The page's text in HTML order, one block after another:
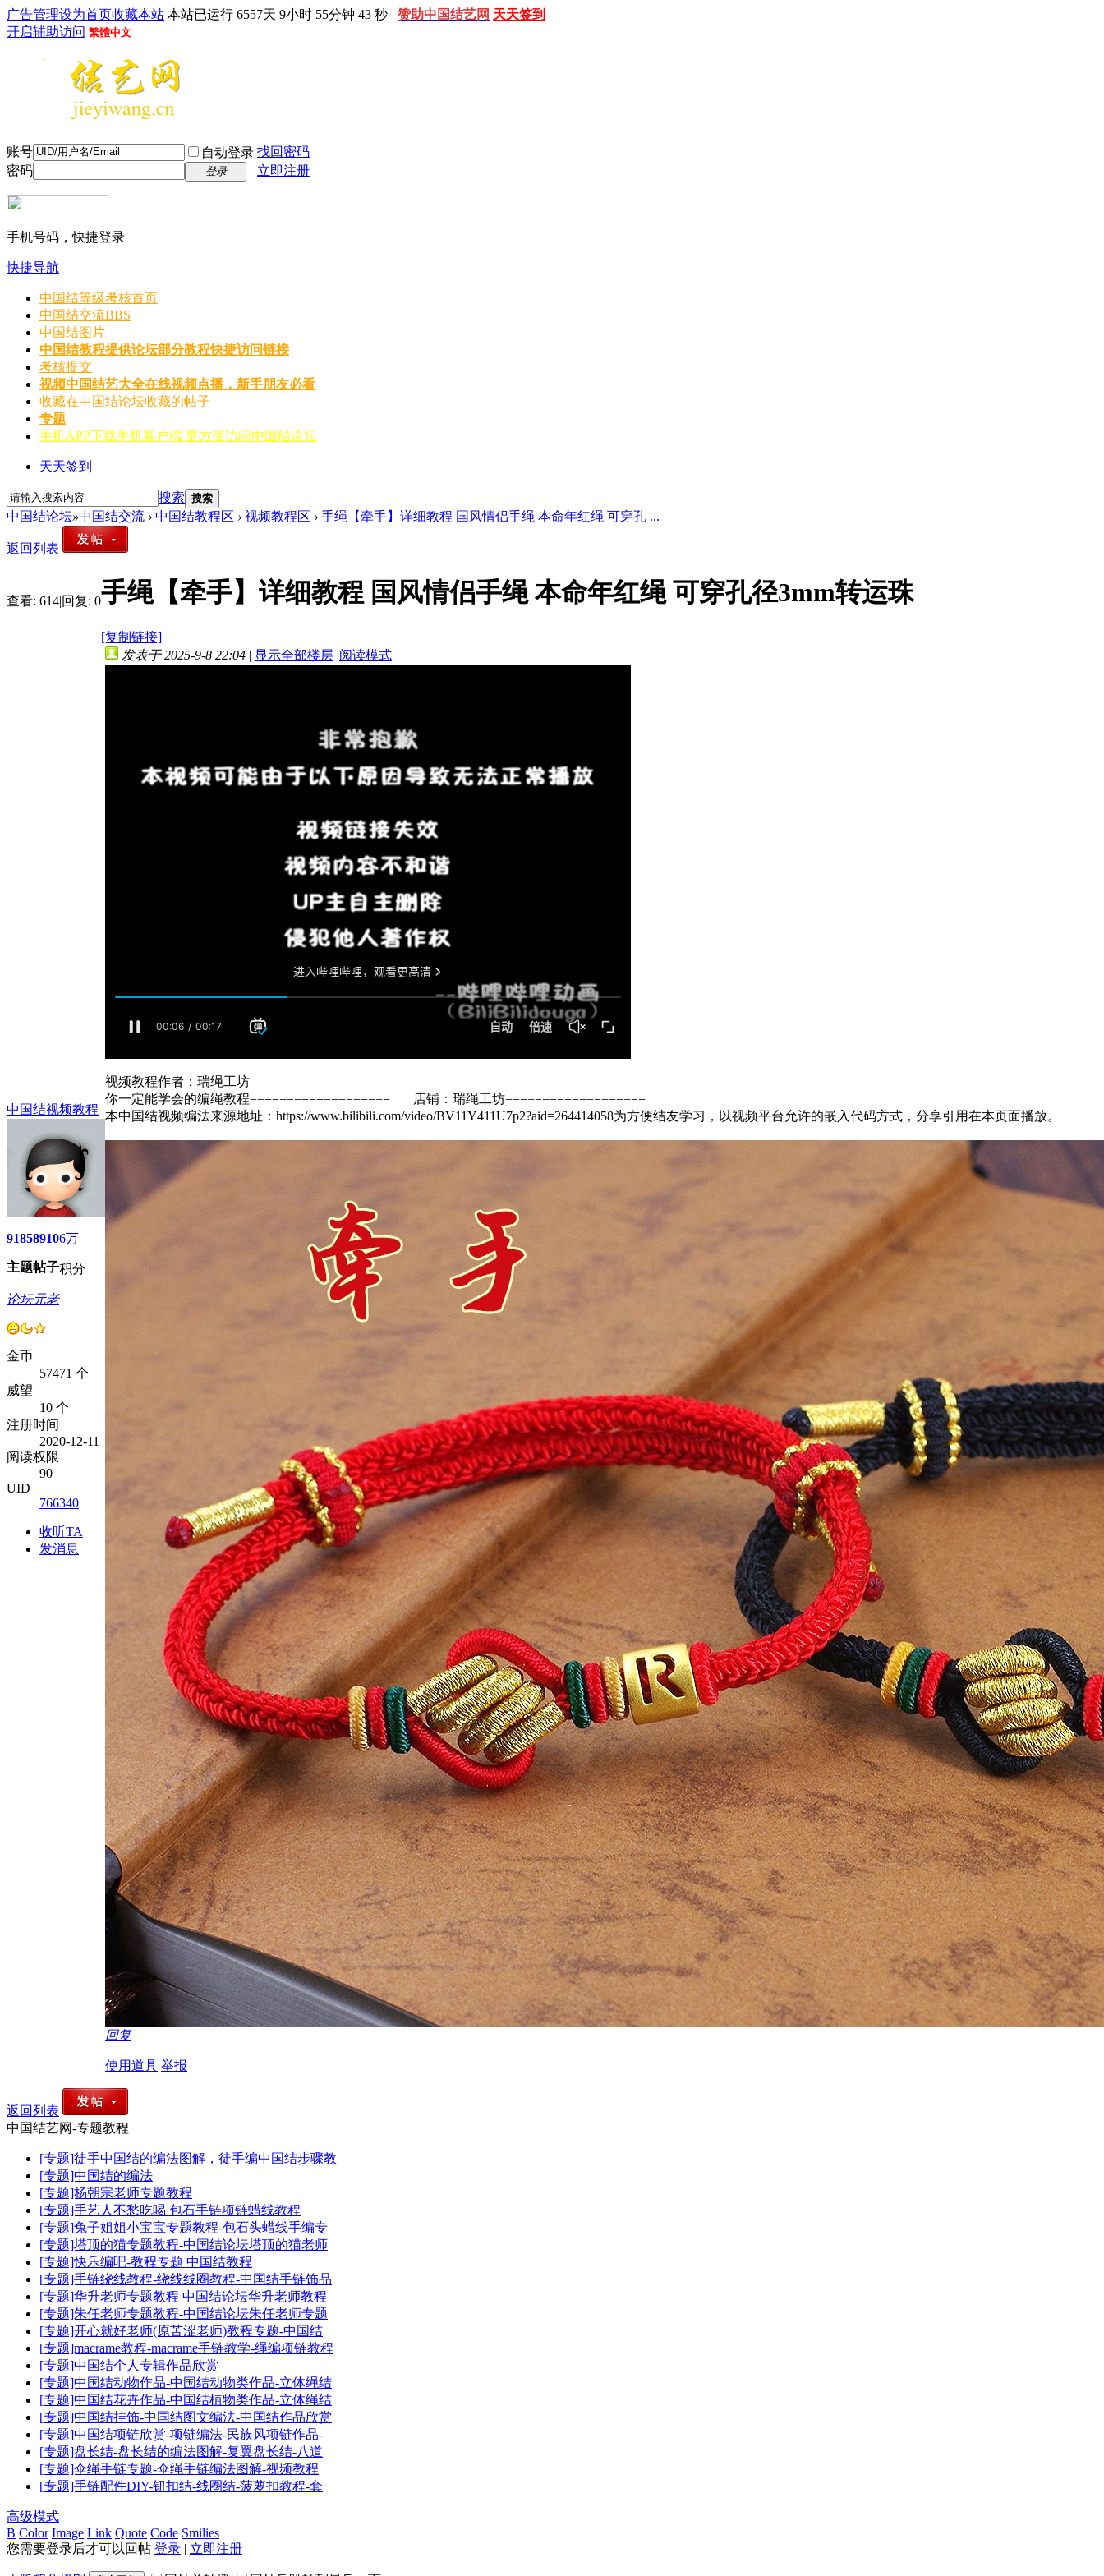
广告管理设为首页收藏本站 本站已运行 6557天 9小时 55分钟 44 秒 赞助中国结艺网 天天签到
开启辅助访问 繁體中文
账号 自动登录 找回密码
密码
登录 立即注册
手机号码，快捷登录
快捷导航
中国结等级考核首页
中国结交流BBS
中国结图片
中国结教程提供论坛部分教程快捷访问链接
考核提交
视频中国结艺大全在线视频点播，新手朋友必看
收藏在中国结论坛收藏的帖子
专题
手机APP下载手机客户端 更方便访问中国结论坛
天天签到
搜索 搜索
中国结论坛»中国结交流 › 中国结教程区 › 视频教程区 › 手绳【牵手】详细教程 国风情侣手绳 本命年红绳 可穿孔 ...
返回列表
查看: 614|回复: 0手绳【牵手】详细教程 国风情侣手绳 本命年红绳 可穿孔径3mm转运珠
[复制链接]
中国结视频教程
9185
主题
8910
帖子
6万
积分
论坛元老
金币
57471 个
威望
10 个
注册时间
2020-12-11
阅读权限
90
UID
766340
收听TA
发消息
发表于 2025-9-8 22:04 | 显示全部楼层 |阅读模式
视频教程作者：瑞绳工坊
你一定能学会的编绳教程=================== 店铺：瑞绳工坊===================
本中国结视频编法来源地址：https://www.bilibili.com/video/BV11Y411U7p2?aid=264414058为方便结友学习，以视频平台允许的嵌入代码方式，分享引用在本页面播放。
回复
使用道具 举报
返回列表
中国结艺网-专题教程
[专题]徒手中国结的编法图解，徒手编中国结步骤教
[专题]中国结的编法
[专题]杨朝宗老师专题教程
[专题]手艺人不愁吃喝 包石手链项链蜡线教程
[专题]兔子姐姐小宝宝专题教程-包石头蜡线手编专
[专题]塔顶的猫专题教程-中国结论坛塔顶的猫老师
[专题]快乐编吧-教程专题 中国结教程
[专题]手链绕线教程-绕线线圈教程-中国结手链饰品
[专题]华升老师专题教程 中国结论坛华升老师教程
[专题]朱任老师专题教程-中国结论坛朱任老师专题
[专题]开心就好老师(原苦涩老师)教程专题-中国结
[专题]macrame教程-macrame手链教学-绳编项链教程
[专题]中国结个人专辑作品欣赏
[专题]中国结动物作品-中国结动物类作品-立体绳结
[专题]中国结花卉作品-中国结植物类作品-立体绳结
[专题]中国结挂饰-中国结图文编法-中国结作品欣赏
[专题]中国结项链欣赏-项链编法-民族风项链作品-
[专题]盘长结-盘长结的编法图解-复翼盘长结-八道
[专题]伞绳手链专题-伞绳手链编法图解-视频教程
[专题]手链配件DIY-钮扣结-线圈结-菠萝扣教程-套
高级模式
B Color Image Link Quote Code Smilies
您需要登录后才可以回帖 登录 | 立即注册